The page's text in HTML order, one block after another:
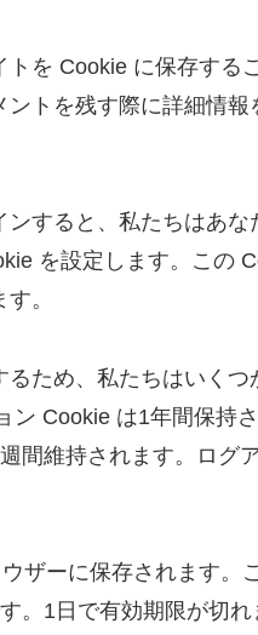
を Cookie に保存する
トを残す際に詳細情報
すると、私たちはあな
を設定します。この
。
ため、私たちはいくつ
ン Cookie は1年間保持
間維持されます。ログ
ザーに保存されます。
。1日で有効期限が切れ